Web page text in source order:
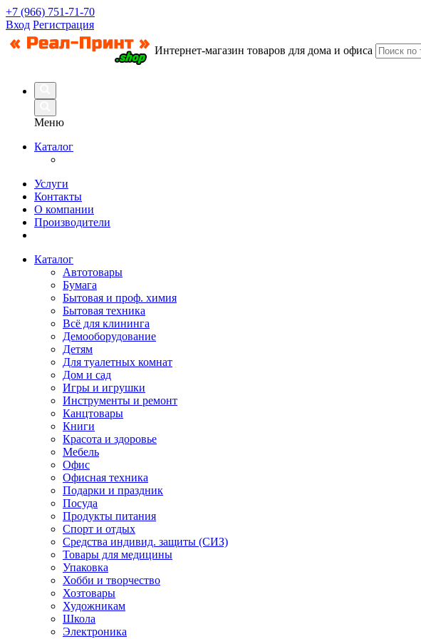
+7 (966) 751-71-70
Вход Регистрация
Интернет-магазин товаров для дома и офиса
Меню
Каталог
Услуги
Контакты
О компании
Производители
Каталог
Автотовары
Бумага
Бытовая и проф. химия
Бытовая техника
Всё для клининга
Демооборудование
Детям
Для туалетных комнат
Дом и сад
Игры и игрушки
Инструменты и ремонт
Канцтовары
Книги
Красота и здоровье
Мебель
Офис
Офисная техника
Подарки и праздник
Посуда
Продукты питания
Спорт и отдых
Средства индивид. защиты (СИЗ)
Товары для медицины
Упаковка
Хобби и творчество
Хозтовары
Художникам
Школа
Электроника